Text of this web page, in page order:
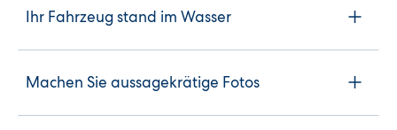
Ihr Fahrzeug stand im Wasser
Machen Sie aussagekrätige Fotos